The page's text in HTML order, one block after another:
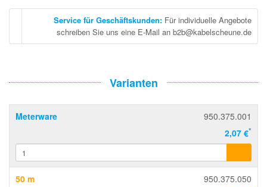
Service für Geschäftskunden: Für individuelle Angebote
schreiben Sie uns eine E-Mail an b2b@kabelscheune.de
Varianten
Meterware
950.375.001
2,07 €*
50 m
950.375.050